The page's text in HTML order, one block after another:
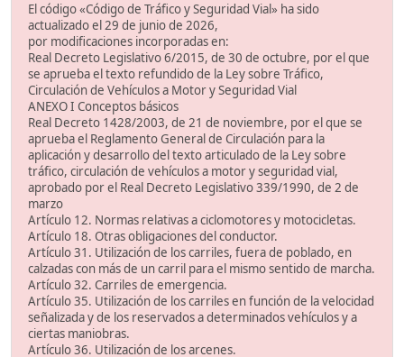
El código «Código de Tráfico y Seguridad Vial» ha sido
actualizado el 29 de junio de 2026,
por modificaciones incorporadas en:
Real Decreto Legislativo 6/2015, de 30 de octubre, por el que
se aprueba el texto refundido de la Ley sobre Tráfico,
Circulación de Vehículos a Motor y Seguridad Vial
ANEXO I Conceptos básicos
Real Decreto 1428/2003, de 21 de noviembre, por el que se
aprueba el Reglamento General de Circulación para la
aplicación y desarrollo del texto articulado de la Ley sobre
tráfico, circulación de vehículos a motor y seguridad vial,
aprobado por el Real Decreto Legislativo 339/1990, de 2 de
marzo
Artículo 12. Normas relativas a ciclomotores y motocicletas.
Artículo 18. Otras obligaciones del conductor.
Artículo 31. Utilización de los carriles, fuera de poblado, en
calzadas con más de un carril para el mismo sentido de marcha.
Artículo 32. Carriles de emergencia.
Artículo 35. Utilización de los carriles en función de la velocidad
señalizada y de los reservados a determinados vehículos y a
ciertas maniobras.
Artículo 36. Utilización de los arcenes.